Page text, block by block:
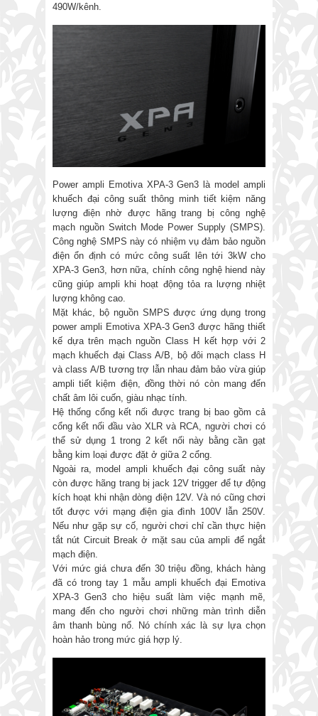
490W/kênh.
Power ampli Emotiva XPA-3 Gen3 là model ampli
khuếch đại công suất thông minh tiết kiệm năng
lượng điện nhờ được hãng trang bị công nghệ
mạch nguồn Switch Mode Power Supply (SMPS).
Công nghệ SMPS này có nhiệm vụ đảm bảo nguồn
điện ổn định có mức công suất lên tới 3kW cho
XPA-3 Gen3, hơn nữa, chính công nghệ hiend này
cũng giúp ampli khi hoạt động tỏa ra lượng nhiệt
lượng không cao.
Mặt khác, bộ nguồn SMPS được ứng dụng trong
power ampli Emotiva XPA-3 Gen3 được hãng thiết
kế dựa trên mạch nguồn Class H kết hợp với 2
mạch khuếch đại Class A/B, bộ đôi mạch class H
và class A/B tương trợ lẫn nhau đảm bảo vừa giúp
ampli tiết kiệm điện, đồng thời nó còn mang đến
chất âm lôi cuốn, giàu nhạc tính.
Hệ thống cổng kết nối được trang bị bao gồm cả
cổng kết nối đầu vào XLR và RCA, người chơi có
thể sử dụng 1 trong 2 kết nối này bằng cần gạt
bằng kim loại được đặt ở giữa 2 cổng.
Ngoài ra, model ampli khuếch đại công suất này
còn được hãng trang bị jack 12V trigger để tự động
kích hoạt khi nhận dòng điện 12V. Và nó cũng chơi
tốt được với mạng điện gia đình 100V lẫn 250V.
Nếu như gặp sự cố, người chơi chỉ cần thực hiện
tắt nút Circuit Break ở mặt sau của ampli để ngắt
mạch điện.
Với mức giá chưa đến 30 triệu đồng, khách hàng
đã có trong tay 1 mẫu ampli khuếch đại Emotiva
XPA-3 Gen3 cho hiệu suất làm việc mạnh mẽ,
mang đến cho người chơi những màn trình diễn
âm thanh bùng nổ. Nó chính xác là sự lựa chọn
hoàn hảo trong mức giá hợp lý.